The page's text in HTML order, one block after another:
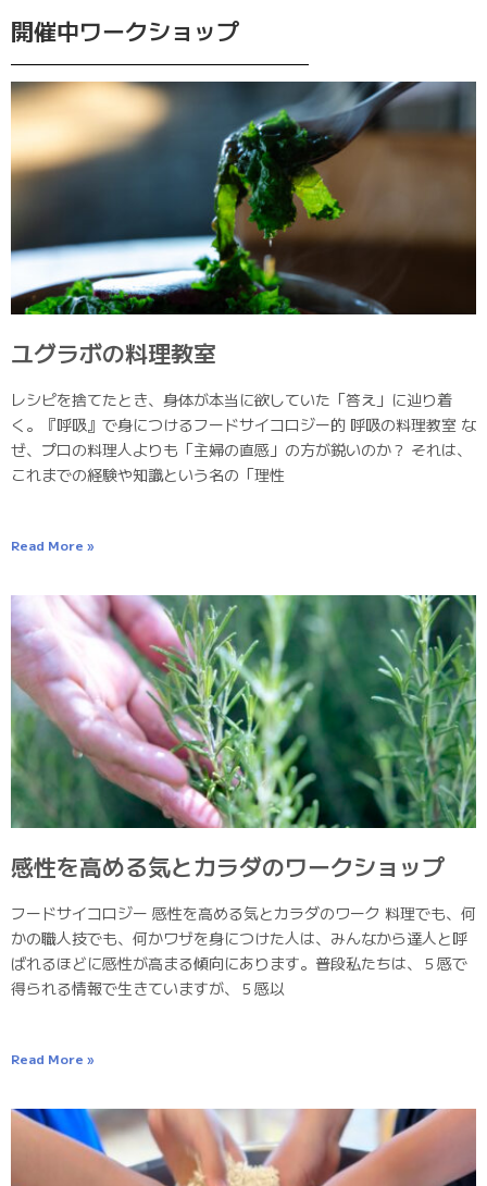
開催中ワークショップ
ユグラボの料理教室
レシピを捨てたとき、身体が本当に欲していた「答え」に辿り着
く。『呼吸』で身につけるフードサイコロジー的 呼吸の料理教室 な
ぜ、プロの料理人よりも「主婦の直感」の方が鋭いのか？ それは、
これまでの経験や知識という名の「理性
Read More »
感性を高める気とカラダのワークショップ
フードサイコロジー 感性を高める気とカラダのワーク 料理でも、何
かの職人技でも、何かワザを身につけた人は、みんなから達人と呼
ばれるほどに感性が高まる傾向にあります。普段私たちは、５感で
得られる情報で生きていますが、５感以
Read More »